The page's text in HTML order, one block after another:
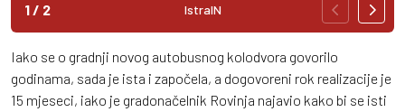
IstraIN
1/ 2
Iako se o gradnji novog autobusnog kolodvora govorilo
godinama, sada je ista i započela, a dogovoreni rok realizacije je
15 mjeseci, iako je gradonačelnik Rovinja najavio kako bi se isti